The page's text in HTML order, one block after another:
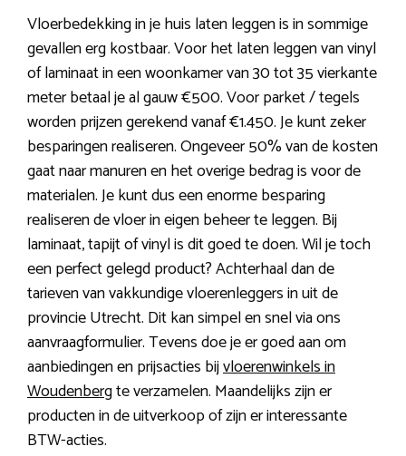
Vloerbedekking in je huis laten leggen is in sommige
gevallen erg kostbaar. Voor het laten leggen van vinyl
of laminaat in een woonkamer van 30 tot 35 vierkante
meter betaal je al gauw €500. Voor parket / tegels
worden prijzen gerekend vanaf €1.450. Je kunt zeker
besparingen realiseren. Ongeveer 50% van de kosten
gaat naar manuren en het overige bedrag is voor de
materialen. Je kunt dus een enorme besparing
realiseren de vloer in eigen beheer te leggen. Bij
laminaat, tapijt of vinyl is dit goed te doen. Wil je toch
een perfect gelegd product? Achterhaal dan de
tarieven van vakkundige vloerenleggers in uit de
provincie Utrecht. Dit kan simpel en snel via ons
aanvraagformulier. Tevens doe je er goed aan om
aanbiedingen en prijsacties bijvloerenwinkels in
Woudenbergte verzamelen. Maandelijks zijn er
producten in de uitverkoop of zijn er interessante
BTW-acties.